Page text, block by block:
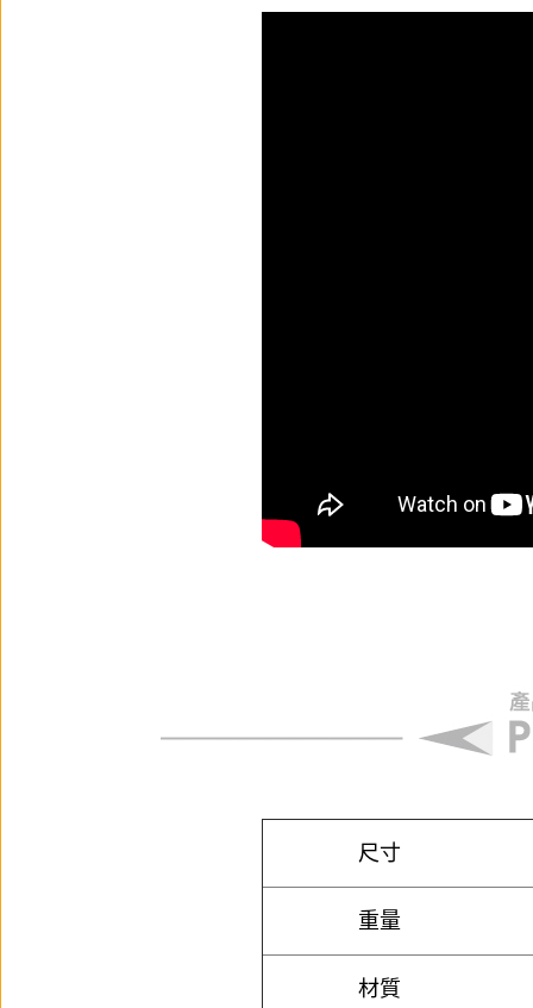
尺寸
重量
材質